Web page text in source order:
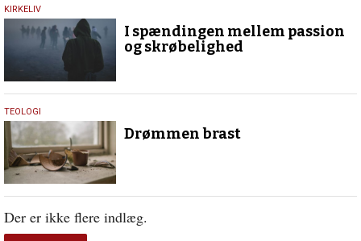
18.
september
KIRKELIV
I spændingen mellem passion
og skrøbelighed
19.
april
2018
TEOLOGI
Drømmen brast
Der er ikke flere indlæg.